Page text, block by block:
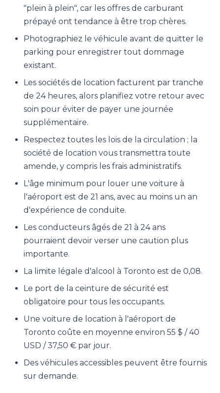
"plein à plein", car les offres de carburant
prépayé ont tendance à être trop chères.
Photographiez le véhicule avant de quitter le
parking pour enregistrer tout dommage
existant.
Les sociétés de location facturent par tranche
de 24 heures, alors planifiez votre retour avec
soin pour éviter de payer une journée
supplémentaire.
Respectez toutes les lois de la circulation ; la
société de location vous transmettra toute
amende, y compris les frais administratifs.
L'âge minimum pour louer une voiture à
l'aéroport est de 21 ans, avec au moins un an
d'expérience de conduite.
Les conducteurs âgés de 21 à 24 ans
pourraient devoir verser une caution plus
importante.
La limite légale d'alcool à Toronto est de 0,08.
Le port de la ceinture de sécurité est
obligatoire pour tous les occupants.
Une voiture de location à l'aéroport de
Toronto coûte en moyenne environ 55 $ / 40
USD / 37,50 € par jour.
Des véhicules accessibles peuvent être fournis
sur demande.